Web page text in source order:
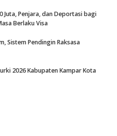
Juta, Penjara, dan Deportasi bagi
Berlaku Visa
Sistem Pendingin Raksasa
2026 Kabupaten Kampar Kota